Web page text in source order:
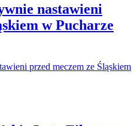
nastawieni
w Pucharze